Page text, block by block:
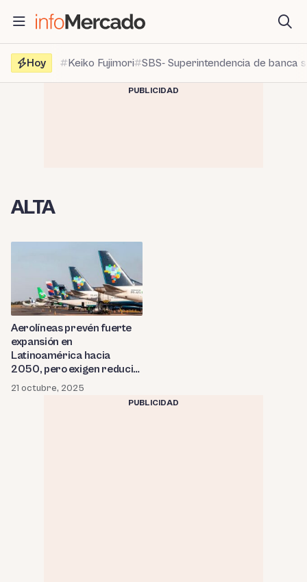
contenido
Hoy
Keiko Fujimori SBS- Superintendencia de banca
PUBLICIDAD
ALTA
Aerolíneas prevén fuerte
expansión en
Latinoamérica hacia
2050, pero exigen reducir
tasas e impuestos
21 octubre, 2025
PUBLICIDAD